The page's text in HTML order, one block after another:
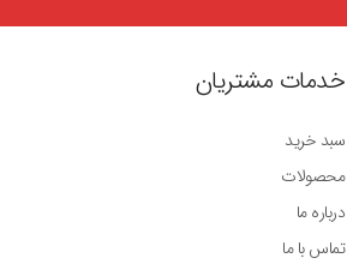
خدمات مشتریان
سبد خرید
محصولات
درباره ما
تماس با ما